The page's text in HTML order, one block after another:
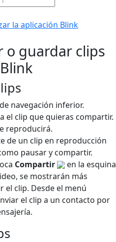
la aplicación Blink
o guardar clips
navegación inferior.
el clip que quieras compartir.
reproducirá.
de un clip en reproducción
pausar y compartir.
Compartir
en la esquina
se mostrarán más
el clip. Desde el menú
el clip a un contacto por